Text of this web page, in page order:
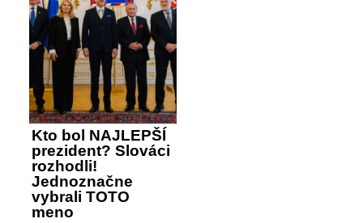
Kto bol NAJLEPŠÍ
prezident? Slováci
rozhodli!
Jednoznačne
vybrali TOTO
meno